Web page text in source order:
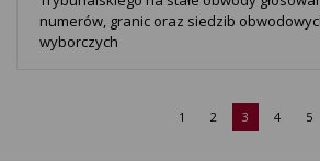
numerów, granic oraz siedzib
wyborczych
1 2 3 4 5